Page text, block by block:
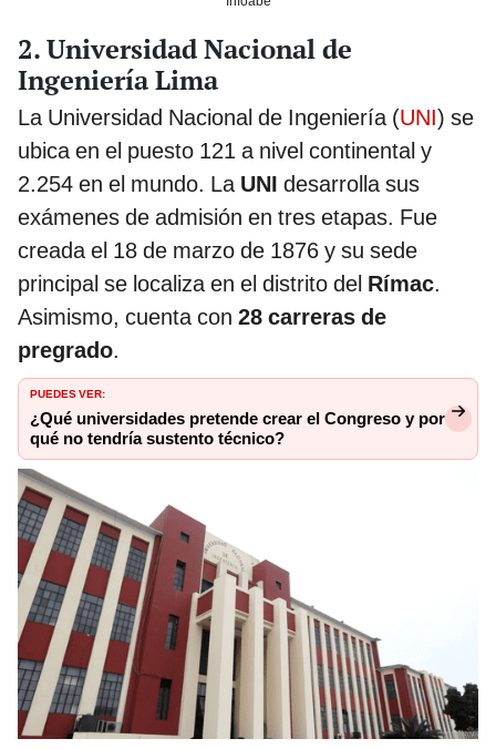
2. Universidad Nacional de
Ingeniería Lima
La Universidad Nacional de Ingeniería (UNI) se
ubica en el puesto 121 a nivel continental y
2.254 en el mundo. La UNI desarrolla sus
exámenes de admisión en tres etapas. Fue
creada el 18 de marzo de 1876 y su sede
principal se localiza en el distrito del Rímac.
Asimismo, cuenta con 28 carreras de
pregrado.
PUEDES VER:
¿Qué universidades pretende crear el Congreso y por
qué no tendría sustento técnico?